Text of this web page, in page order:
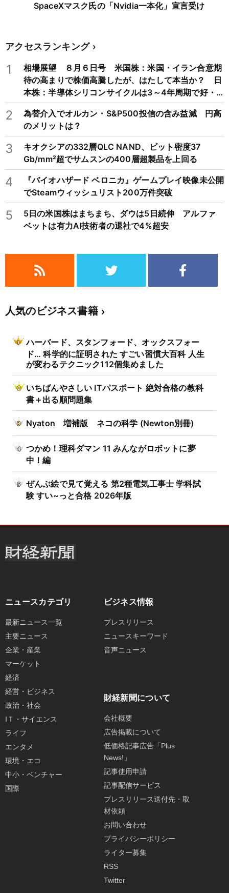
SpaceXマスク氏の「Nvidia一本化」宣言受け
アクセスランキング
1
相場展望 ８月６日号 米国株：米国・イラン合意期
待の高まりで株価高騰したが、はたして本当か？ 日
本株：半導体シリコンサイクルは3～4年周期で好・
不況を繰り返すため注意
2
為替介入でオルカン・S&P500投信の含み益減 円高
のメリットは？
3
キオクシアの332層QLC NAND、ビット密度37
Gb/mm²超でサムスンの400層超製品を上回る
4
『バイオハザード ベロニカ』ゲームプレイ映像未公開
でSteamウィッシュリスト200万件突破
5
5日の米国株はまちまち、ダウは5日続伸 アルファ
ベットは有力AI技術者の退社で4%超安
人気のビジネス書籍
ハーバード、スタンフォード、オックスフォー
ド… 科学的に証明された すごい習慣大百科 人生
が変わるテクニック112個集めました
いちばんやさしい ITパスポート 絶対合格の教科
書＋出る順問題集
Nyaton 増補版 ネコの科学 (Newton別冊)
つかめ！理科ダマン 11 みんながロボットに夢
中！編
ぜんぶ絵で見て覚える 第2種電気工事士 学科試
験 すい~っと合格 2026年版
ニュースカテゴリ
最新ニュース一覧
主要ニュース
企業・産業
マーケット
経済
経営・ビジネス
政治・社会
IＴ・サイエンス
ライフ
エンタメ
環境・エコ
中小・ベンチャー
国際
ビジネス情報
プレスリリース
ニュースキーワード
音声ニュース
財経新聞について
会社概要
広告掲載について
低価格記事広告「Plus
News!」
記事使用申請
記事配信サービス
プレスリリース送付先・取
材依頼
お問い合わせ
プライバシーポリシー
ライター募集
RSS
Twitter